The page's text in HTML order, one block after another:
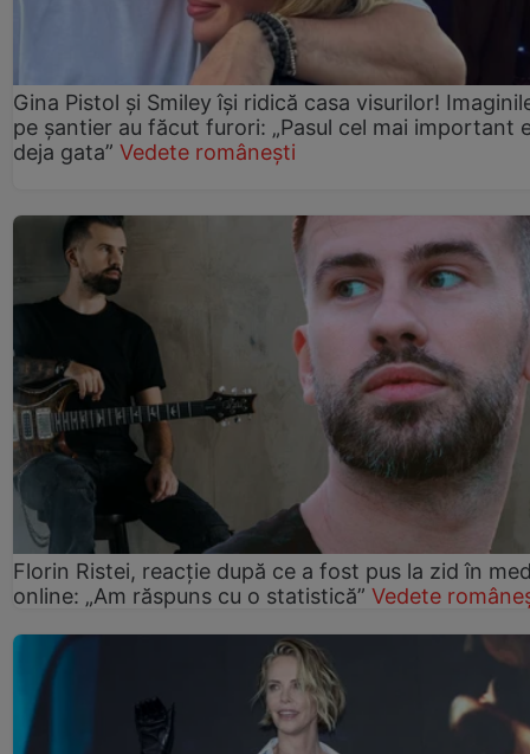
Gina Pistol și Smiley își ridică casa visurilor!
pe șantier au făcut furori: „Pasul cel mai important
deja gata” Vedete românești
Florin Ristei, reacție după ce a fost pus la zid în
online: „Am răspuns cu o statistică” Vedete